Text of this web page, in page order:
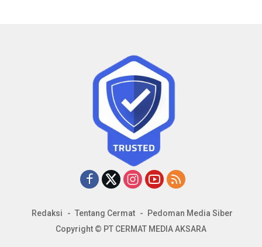
Redaksi Tentang Cermat
Pedoman Media Siber
Copyright © PT CERMAT MEDIA AKSARA